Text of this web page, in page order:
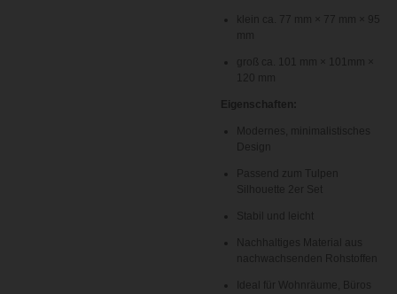
klein ca. 77 mm × 77 mm × 95
groß ca. 101 mm × 101mm ×
Eigenschaften:
Modernes, minimalistisches
Design
Passend zum Tulpen
Silhouette 2er Set
Stabil und leicht
Nachhaltiges Material aus
nachwachsenden Rohstoffen
Ideal für Wohnräume, Büros